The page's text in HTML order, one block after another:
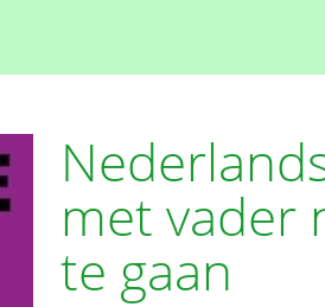
met vader
te gaan